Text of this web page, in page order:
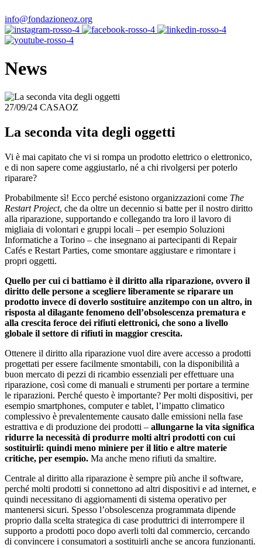
info@fondazioneoz.org
News
27/09/24 CASAOZ
La seconda vita degli oggetti
Vi è mai capitato che vi si rompa un prodotto elettrico o elettronico,
e di non sapere come aggiustarlo, né a chi rivolgersi per poterlo
riparare?
Probabilmente sì! Ecco perché esistono organizzazioni come The
Restart Project, che da oltre un decennio si batte per il nostro diritto
alla riparazione, supportando e collegando tra loro il lavoro di
migliaia di volontari e gruppi locali – per esempio Soluzioni
Informatiche a Torino – che insegnano ai partecipanti di Repair
Cafés e Restart Parties, come smontare aggiustare e rimontare i
propri oggetti.
Quello per cui ci battiamo è il diritto alla riparazione, ovvero il
diritto delle persone a scegliere liberamente se riparare un
prodotto invece di doverlo sostituire anzitempo con un altro, in
risposta al dilagante fenomeno dell’obsolescenza prematura e
alla crescita feroce dei rifiuti elettronici, che sono a livello
globale il settore di rifiuti in maggior crescita.
Ottenere il diritto alla riparazione vuol dire avere accesso a prodotti
progettati per essere facilmente smontabili, con la disponibilità a
buon mercato di pezzi di ricambio essenziali per effettuare una
riparazione, così come di manuali e strumenti per portare a termine
le riparazioni. Perché questo è importante? Per molti dispositivi, per
esempio smartphones, computer e tablet, l’impatto climatico
complessivo è prevalentemente causato dalle emissioni nella fase
estrattiva e di produzione dei prodotti – allungarne la vita significa
ridurre la necessità di produrre molti altri prodotti con cui
sostituirli: quindi meno miniere per il litio e altre materie
critiche, per esempio. Ma anche meno rifiuti da smaltire.
Centrale al diritto alla riparazione è sempre più anche il software,
perché molti prodotti si connettono ad altri dispositivi e ad internet, e
quindi necessitano di aggiornamenti di sistema operativo per
mantenersi sicuri. Spesso l’obsolescenza programmata dipende
proprio dalla scelta strategica di case produttrici di interrompere il
supporto a prodotti poco dopo averli tolti dal commercio, cercando
di convincere i consumatori a sostituirli anche se ancora funzionanti.